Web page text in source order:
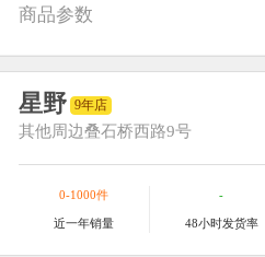
商品参数
星野 9年店
其他周边叠石桥西路9号
0-1000件
近一年销量
-
48小时发货率